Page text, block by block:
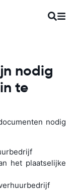
nodig
te
nodig
het plaatselijke